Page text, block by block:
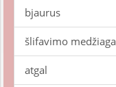
bjaurus
šlifavimo medžiaga
atgal